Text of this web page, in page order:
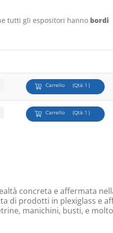
tutti gli espositori hanno bordi
Carrello (Qtà:1 )
Carrello (Qtà:1 )
concreta e affermata
di prodotti in plexiglass e
manichini, busti, e molto